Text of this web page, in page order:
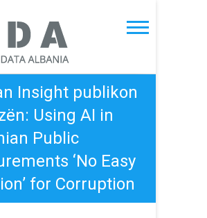
Data Albania
Insight publikon
Using AI in
Public
‘No Easy
for Corruption